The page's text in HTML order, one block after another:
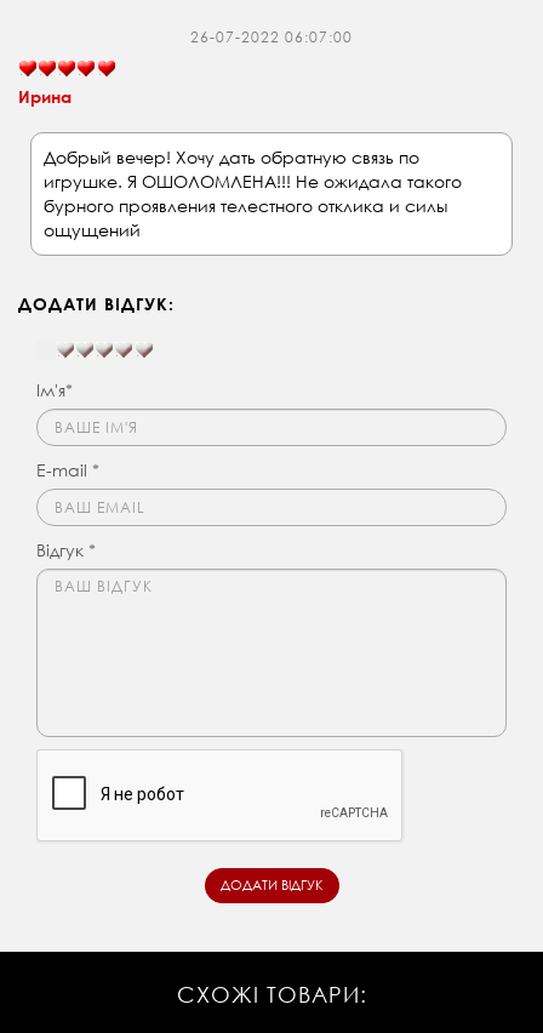
26-07-2022 06:07:00
Ирина
Добрый вечер! Хочу дать обратную связь по
игрушке. Я ОШОЛОМЛЕНА!!! Не ожидала такого
бурного проявления телестного отклика и силы
ощущений
ДОДАТИ ВІДГУК:
Ім'я*
E-mail *
Відгук *
СХОЖІ ТОВАРИ: